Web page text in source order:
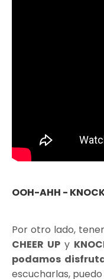
OOH-AHH -
Por otro lado,
CHEER UP y
podamos
escucharlas,